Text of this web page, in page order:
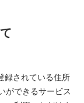
録されている住所
ができるサービス